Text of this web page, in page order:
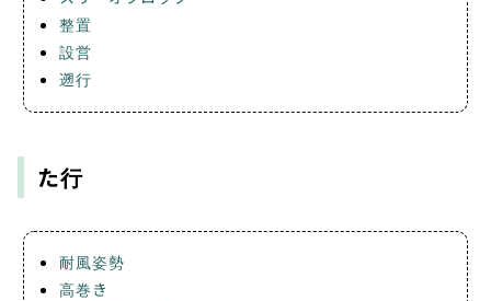
整置
設営
遡行
た行
耐風姿勢
高巻き